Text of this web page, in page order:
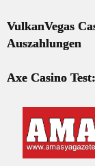
VulkanVegas
Auszahlungen
Axe Casino